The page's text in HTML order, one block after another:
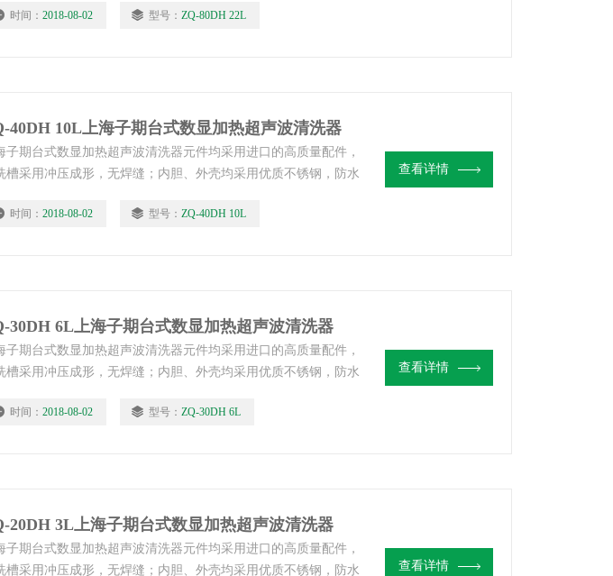
时间： 2018-08-02 型号： ZQ-80DH 22L
40DH 10L上海子期台式数显加热超声波清洗器
子期台式数显加热超声波清洗器元件均采用进口的高质量配件，
槽采用冲压成形，无焊缝；内胆、外壳均采用优质不锈钢，防水
时间： 2018-08-02 型号： ZQ-40DH 10L
查看详情
30DH 6L上海子期台式数显加热超声波清洗器
子期台式数显加热超声波清洗器元件均采用进口的高质量配件，
槽采用冲压成形，无焊缝；内胆、外壳均采用优质不锈钢，防水
时间： 2018-08-02 型号： ZQ-30DH 6L
查看详情
20DH 3L上海子期台式数显加热超声波清洗器
子期台式数显加热超声波清洗器元件均采用进口的高质量配件，
槽采用冲压成形，无焊缝；内胆、外壳均采用优质不锈钢，防水
查看详情